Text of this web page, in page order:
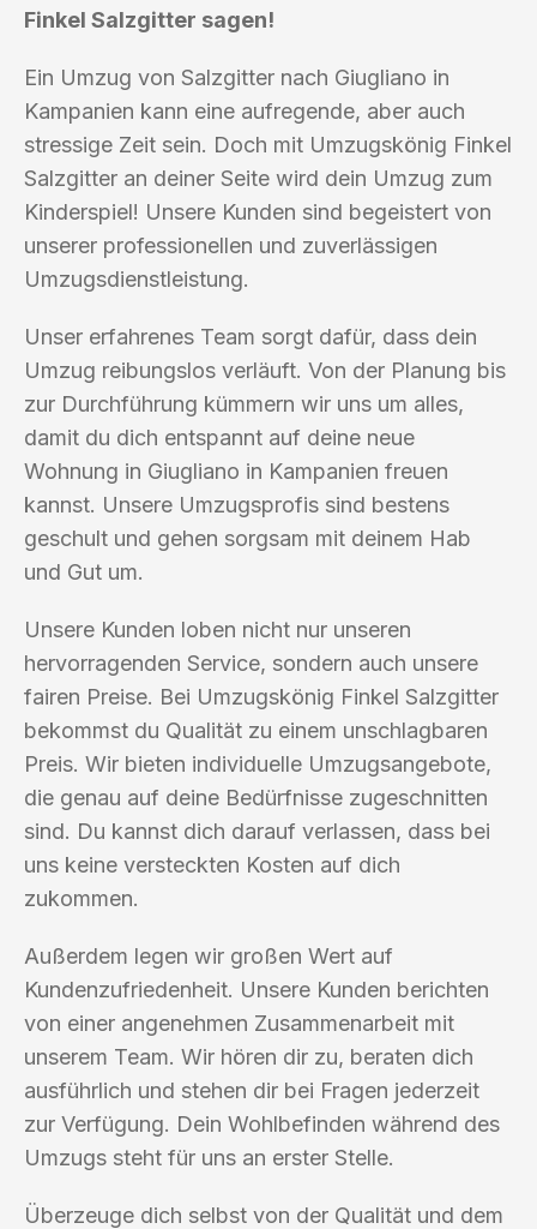
Finkel Salzgitter sagen!
Ein Umzug von Salzgitter nach Giugliano in
Kampanien kann eine aufregende, aber auch
stressige Zeit sein. Doch mit Umzugskönig Finkel
Salzgitter an deiner Seite wird dein Umzug zum
Kinderspiel! Unsere Kunden sind begeistert von
unserer professionellen und zuverlässigen
Umzugsdienstleistung.
Unser erfahrenes Team sorgt dafür, dass dein
Umzug reibungslos verläuft. Von der Planung bis
zur Durchführung kümmern wir uns um alles,
damit du dich entspannt auf deine neue
Wohnung in Giugliano in Kampanien freuen
kannst. Unsere Umzugsprofis sind bestens
geschult und gehen sorgsam mit deinem Hab
und Gut um.
Unsere Kunden loben nicht nur unseren
hervorragenden Service, sondern auch unsere
fairen Preise. Bei Umzugskönig Finkel Salzgitter
bekommst du Qualität zu einem unschlagbaren
Preis. Wir bieten individuelle Umzugsangebote,
die genau auf deine Bedürfnisse zugeschnitten
sind. Du kannst dich darauf verlassen, dass bei
uns keine versteckten Kosten auf dich
zukommen.
Außerdem legen wir großen Wert auf
Kundenzufriedenheit. Unsere Kunden berichten
von einer angenehmen Zusammenarbeit mit
unserem Team. Wir hören dir zu, beraten dich
ausführlich und stehen dir bei Fragen jederzeit
zur Verfügung. Dein Wohlbefinden während des
Umzugs steht für uns an erster Stelle.
Überzeuge dich selbst von der Qualität und dem